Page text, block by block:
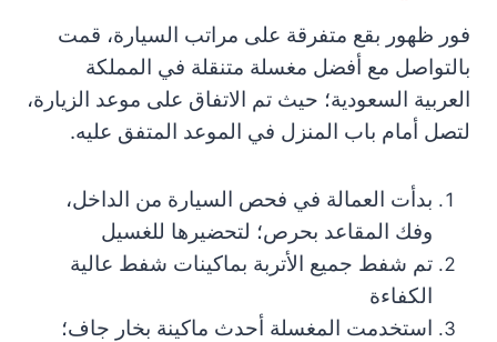
فور ظهور بقع متفرقة على مراتب السيارة، قمت
بالتواصل مع أفضل مغسلة متنقلة في المملكة
العربية السعودية؛ حيث تم الاتفاق على موعد الزيارة،
لتصل أمام باب المنزل في الموعد المتفق عليه.
بدأت العمالة في فحص السيارة من الداخل،
وفك المقاعد بحرص؛ لتحضيرها للغسيل
تم شفط جميع الأتربة بماكينات شفط عالية
الكفاءة
استخدمت المغسلة أحدث ماكينة بخار جاف؛